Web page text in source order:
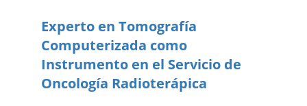
Experto en Tomografí­a
Computerizada como
Instrumento en el Servicio de
Oncologí­a Radioterápica